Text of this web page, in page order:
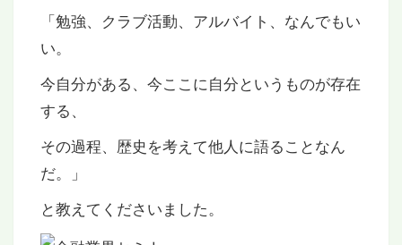
「勉強、クラブ活動、アルバイト、なんでもい
い。
今自分がある、今ここに自分というものが存在
する、
その過程、歴史を考えて他人に語ることなん
だ。」
と教えてくださいました。